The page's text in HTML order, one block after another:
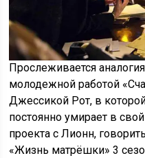
Прослеживается
молодежной работой
Джессикой Рот, в
постоянно умирает в
проекта с Лионн,
«Жизнь матрёшки» 3